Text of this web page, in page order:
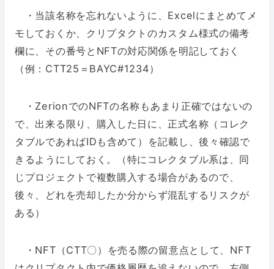
・当該名称を忘れないように、Excelにまとめてメ
モしておくか、クリプタクトのカスタム様式の備考
欄に、その番号とNFTの対応関係を明記しておく
（例：CTT25＝BAYC#1234）
・ZerionでのNFTの名称もあまり正確ではないの
で、出来る限り、購入した日に、正式名称（コレク
タブルであればIDも含めて）を記載し、後々確認で
きるようにしておく。（特にコレクタブル系は、同
じプロジェクトで複数購入する場合があるので、
後々、どれを売却したか分からず混乱するリスクが
ある）
・NFT（CTT〇）を売る際の留意点として、NFT